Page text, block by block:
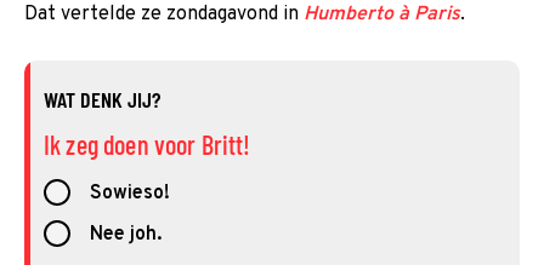
Dat vertelde ze zondagavond in Humberto à Paris.
WAT DENK JIJ?
Ik zeg doen voor Britt!
Sowieso!
Nee joh.